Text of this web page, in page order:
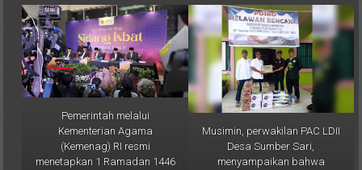
Pemerintah melalui
Kementerian Agama
(Kemenag) RI resmi
menetapkan 1 Ramadan 1446
Musimin, perwakilan PAC LDII
Desa Sumber Sari,
menyampaikan bahwa